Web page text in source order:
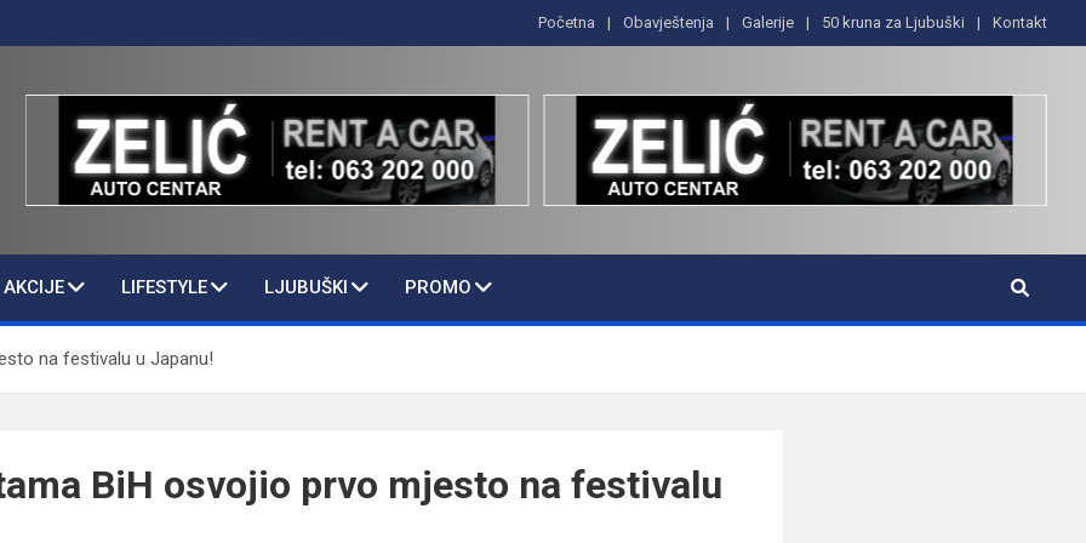
Početna Obavještenja Galerije 50 kruna za Ljubuški Kontakt
LIFESTYLE LJUBUŠKI PROMO
na festivalu u Japanu!
BiH osvojio prvo mjesto na festivalu